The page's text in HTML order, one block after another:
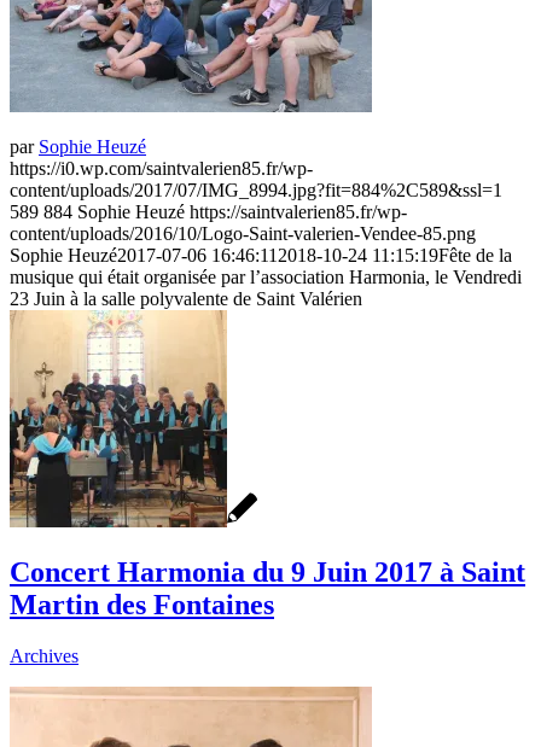
par Sophie Heuzé
https://i0.wp.com/saintvalerien85.fr/wp-
content/uploads/2017/07/IMG_8994.jpg?fit=884%2C589&ssl=1
589 884 Sophie Heuzé https://saintvalerien85.fr/wp-
content/uploads/2016/10/Logo-Saint-valerien-Vendee-85.png
Sophie Heuzé2017-07-06 16:46:11 2018-10-24 11:15:19Fête de la
musique qui était organisée par l’association Harmonia, le Vendredi
23 Juin à la salle polyvalente de Saint Valérien
Concert Harmonia du 9 Juin 2017 à Saint
Martin des Fontaines
Archives